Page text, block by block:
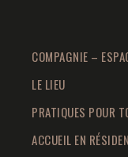
COMPAGNIE –
LE LIEU
PRATIQUES POUR
ACCUEIL EN